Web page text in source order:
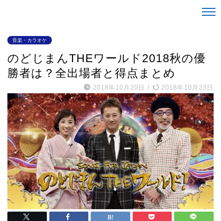
音楽・カラオケ
のどじまんTHEワールド2018秋の優
勝者は？全出場者と得点まとめ
2018年10月20日 / 2018年10月23日